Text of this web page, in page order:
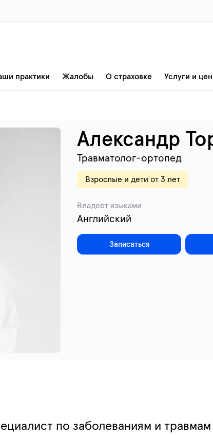
практики Жалобы О страховке Услуги и
Александр
Травматолог-ортопед
Взрослые и дети от 3 лет
Владеет языками
Английский
Записаться
по заболеваниям и